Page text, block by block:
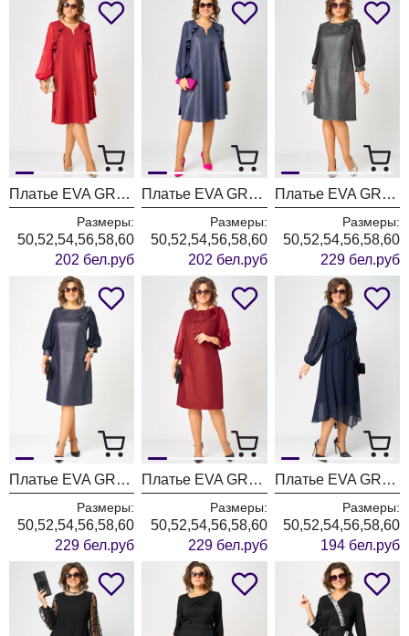
Платье EVA GRANT 7322 А красный
Размеры:
50,52,54,56,58,60
202 бел.руб
Платье EVA GRANT 7322 А синий баклажан
Размеры:
50,52,54,56,58,60
202 бел.руб
Платье EVA GRANT 7310D графит
Размеры:
50,52,54,56,58,60
229 бел.руб
Платье EVA GRANT 7310D синий баклажан
Размеры:
50,52,54,56,58,60
229 бел.руб
Платье EVA GRANT 7310D красный
Размеры:
50,52,54,56,58,60
229 бел.руб
Платье EVA GRANT 7122В темно-синий
Размеры:
50,52,54,56,58,60
194 бел.руб